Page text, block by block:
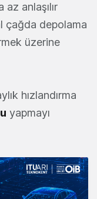
anlaşılır
çağda depolama
üzerine
hızlandırma
yapmayı